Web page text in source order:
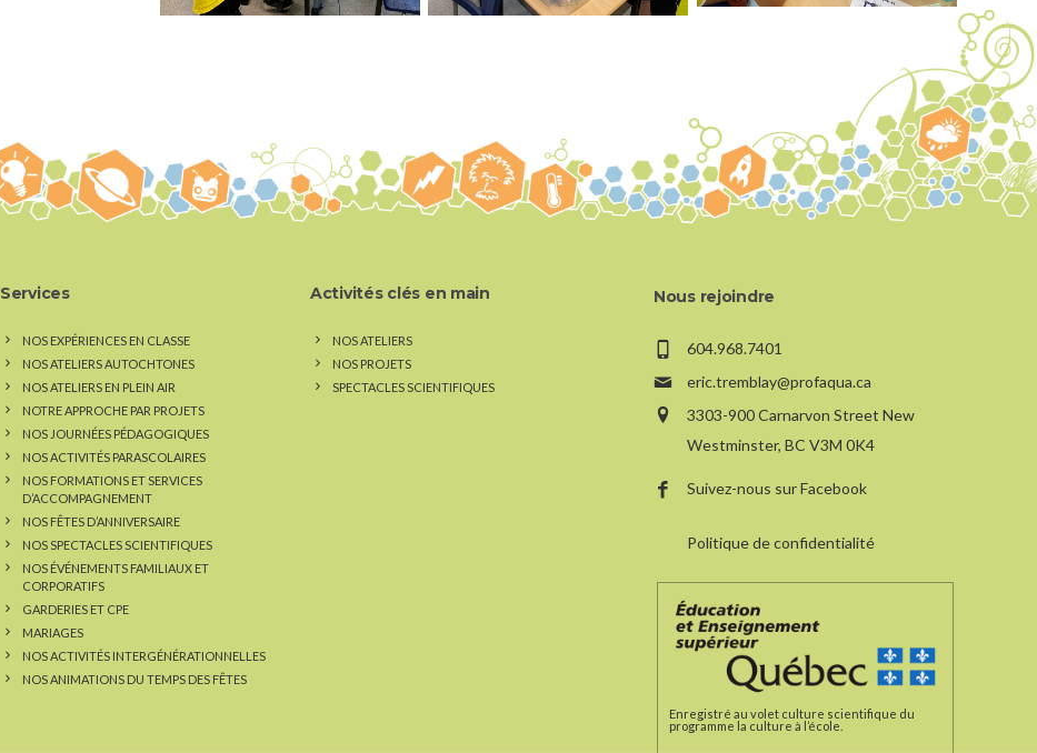
Services
NOS EXPÉRIENCES EN CLASSE
NOS ATELIERS AUTOCHTONES
NOS ATELIERS EN PLEIN AIR
NOTRE APPROCHE PAR PROJETS
NOS JOURNÉES PÉDAGOGIQUES
NOS ACTIVITÉS PARASCOLAIRES
NOS FORMATIONS ET SERVICES
D’ACCOMPAGNEMENT
NOS FÊTES D’ANNIVERSAIRE
NOS SPECTACLES SCIENTIFIQUES
NOS ÉVÉNEMENTS FAMILIAUX ET
CORPORATIFS
GARDERIES ET CPE
MARIAGES
NOS ACTIVITÉS INTERGÉNÉRATIONNELLES
NOS ANIMATIONS DU TEMPS DES FÊTES
Activités clés en main
NOS ATELIERS
NOS PROJETS
SPECTACLES SCIENTIFIQUES
Nous rejoindre
604.968.7401
eric.tremblay@profaqua.ca
3303-900 Carnarvon Street New
Westminster, BC V3M 0K4
Suivez-nous sur Facebook
Politique de confidentialité
Enregistré au volet culture scientifique du
programme la culture à l’école.